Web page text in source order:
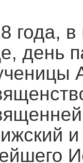
года,
день